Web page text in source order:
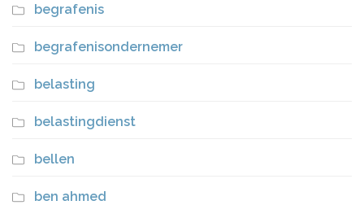
begrafenis
begrafenisondernemer
belasting
belastingdienst
bellen
ben ahmed